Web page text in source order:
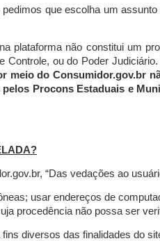
que escolha um
plataforma não constitui um
ou do Poder
meio do Consumidor.gov.br
Procons Estaduais e
“Das vedações ao
usar endereços de
procedência não possa ser
diversos das finalidades do